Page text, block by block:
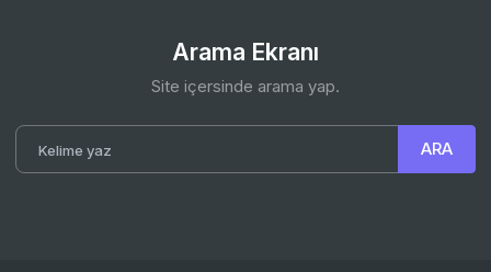
Arama Ekranı
Site içersinde arama yap.